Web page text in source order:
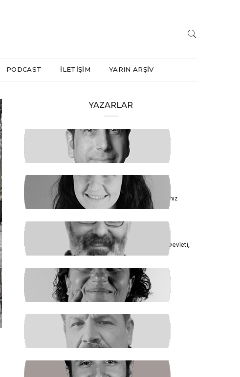
PODCAST İLETİŞİM YARIN ARŞİV
YAZARLAR
HAKAN ÖZTÜRK
Barışa Başlamalıyız
FİDAN ATASELİM
Paketinizle 6284’e Dokunamayacaksınız
VEYSEL AKTAŞ
Faşizmin Yeniden Biçimlenmesi. Kriz Devleti,
Hegemonya ve Türkiye
GÜLSÜM KAV
Şiddetin İlacı, Barışa Kavuşmaktır
RAŞİT ŞAHİN
Boş Koltukta Kim Oturuyordu?
BATUHAN GÜNDOĞDU